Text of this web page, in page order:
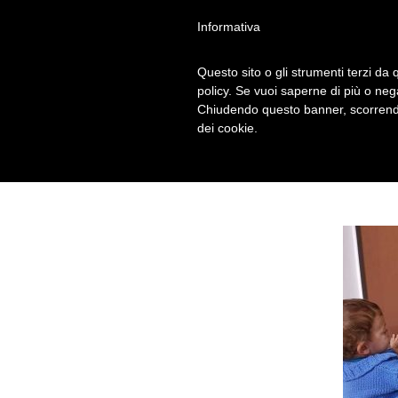
ALBERO
Informativa
Questo sito o gli strumenti terzi da
policy. Se vuoi saperne di più o
Chiudendo questo banner,
dei cookie.